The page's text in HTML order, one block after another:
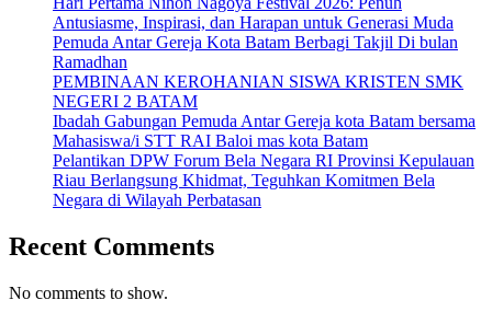
Antusiasme, Inspirasi, dan Harapan untuk Generasi Muda
Pemuda Antar Gereja Kota Batam Berbagi Takjil Di bulan
Ramadhan
PEMBINAAN KEROHANIAN SISWA KRISTEN SMK
NEGERI 2 BATAM
Ibadah Gabungan Pemuda Antar Gereja kota Batam bersama
Mahasiswa/i STT RAI Baloi mas kota Batam
Pelantikan DPW Forum Bela Negara RI Provinsi Kepulauan
Riau Berlangsung Khidmat, Teguhkan Komitmen Bela
Negara di Wilayah Perbatasan
Recent Comments
No comments to show.